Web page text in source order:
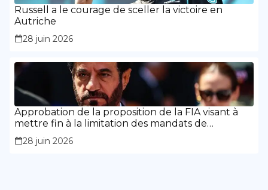
Russell a le courage de sceller la victoire en
Autriche
28 juin 2026
Approbation de la proposition de la FIA visant à
mettre fin à la limitation des mandats de
présidence
28 juin 2026